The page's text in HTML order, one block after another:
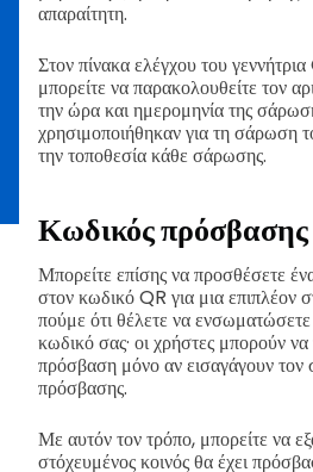
απαραίτητη.
Στον πίνακα ελέγχου του
μπορείτε να παρακολουθείτε τον
την ώρα και ημερομηνία της
χρησιμοποιήθηκαν για τη σάρωση
την τοποθεσία κάθε σάρωσης.
Κωδικός πρόσβασης
Μπορείτε επίσης να προσθέσετε
στον κωδικό QR για μια επιπλέον
πούμε ότι θέλετε να
κωδικό σας· οι χρήστες μπορούν
πρόσβαση μόνο αν εισαγάγουν
πρόσβασης.
Με αυτόν τον τρόπο, μπορείτε να
στόχευμένος κοινός θα έχει